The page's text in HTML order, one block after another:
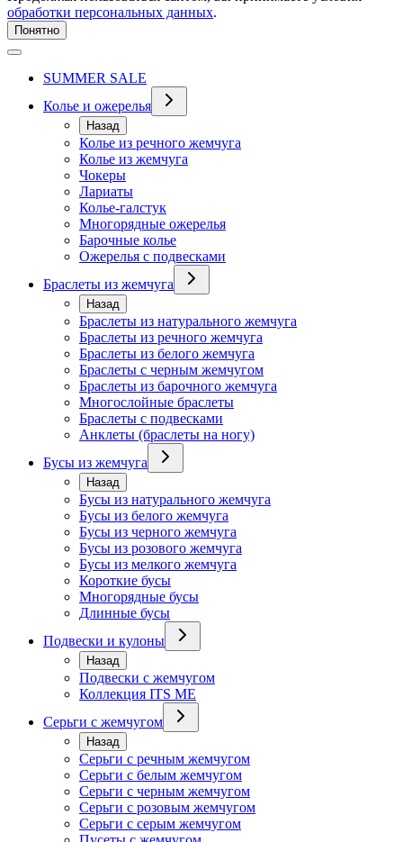
обработки персональных данных.
Понятно
SUMMER SALE
Колье и ожерелья
Назад
Колье из речного жемчуга
Колье из жемчуга
Чокеры
Лариаты
Колье-галстук
Многорядные ожерелья
Барочные колье
Ожерелья с подвесками
Браслеты из жемчуга
Назад
Браслеты из натурального жемчуга
Браслеты из речного жемчуга
Браслеты из белого жемчуга
Браслеты с черным жемчугом
Браслеты из барочного жемчуга
Многослойные браслеты
Браслеты с подвесками
Анклеты (браслеты на ногу)
Бусы из жемчуга
Назад
Бусы из натурального жемчуга
Бусы из белого жемчуга
Бусы из черного жемчуга
Бусы из розового жемчуга
Бусы из мелкого жемчуга
Короткие бусы
Многорядные бусы
Длинные бусы
Подвески и кулоны
Назад
Подвески с жемчугом
Коллекция ITS ME
Серьги с жемчугом
Назад
Серьги с речным жемчугом
Серьги с белым жемчугом
Серьги с черным жемчугом
Серьги с розовым жемчугом
Серьги с серым жемчугом